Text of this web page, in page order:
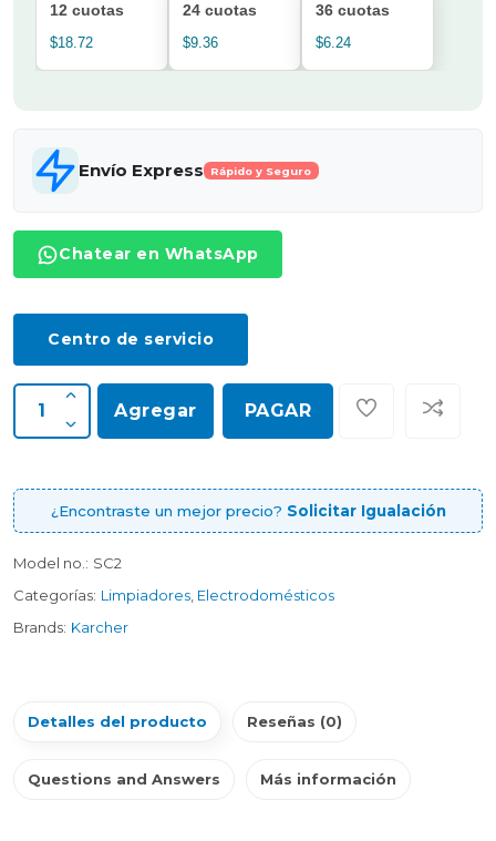
12 cuotas
$18.72
24 cuotas
$9.36
36 cuotas
$6.24
Envío Express Rápido y Seguro
Chatear en WhatsApp
Centro de servicio
Agregar PAGAR
¿Encontraste un mejor precio? Solicitar Igualación
Model no.: SC2
Categorías: Limpiadores Electrodomésticos
Brands: Karcher
Detalles del producto Reseñas (0)
Questions and Answers Más información